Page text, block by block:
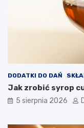
DODATKI DO DAŃ
Jak zrobić syrop
5 sierpnia 2026